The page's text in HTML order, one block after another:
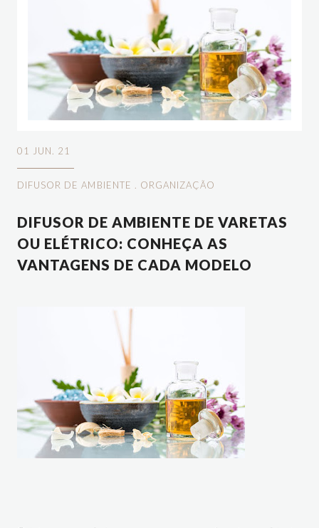
01 JUN. 21
DIFUSOR DE AMBIENTE ORGANIZAÇÃO
DIFUSOR DE AMBIENTE DE VARETAS
OU ELÉTRICO: CONHEÇA AS
VANTAGENS DE CADA MODELO